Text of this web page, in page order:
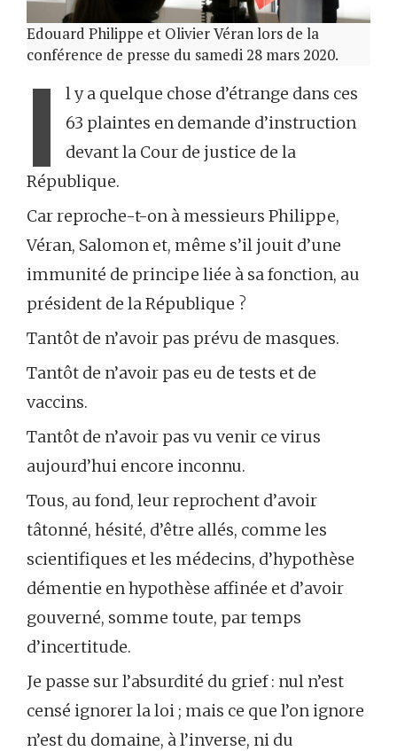
Edouard Philippe et Olivier Véran lors de la
conférence de presse du samedi 28 mars 2020.
I
l y a quelque chose d’étrange dans ces
63 plaintes en demande d’instruction
devant la Cour de justice de la
République.
Car reproche-t-on à messieurs Philippe,
Véran, Salomon et, même s’il jouit d’une
immunité de principe liée à sa fonction, au
président de la République ?
Tantôt de n’avoir pas prévu de masques.
Tantôt de n’avoir pas eu de tests et de
vaccins.
Tantôt de n’avoir pas vu venir ce virus
aujourd’hui encore inconnu.
Tous, au fond, leur reprochent d’avoir
tâtonné, hésité, d’être allés, comme les
scientifiques et les médecins, d’hypothèse
démentie en hypothèse affinée et d’avoir
gouverné, somme toute, par temps
d’incertitude.
Je passe sur l’absurdité du grief : nul n’est
censé ignorer la loi ; mais ce que l’on ignore
n’est du domaine, à l’inverse, ni du